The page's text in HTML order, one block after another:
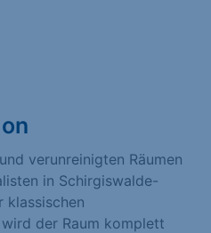
verunreinigten Räumen
in Schirgiswalde-
klassischen
der Raum komplett